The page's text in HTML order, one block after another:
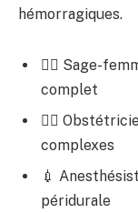
hémorragiques.
👩‍⚕️ Sage-
complet
👨‍⚕️
complexes
💉
péridurale